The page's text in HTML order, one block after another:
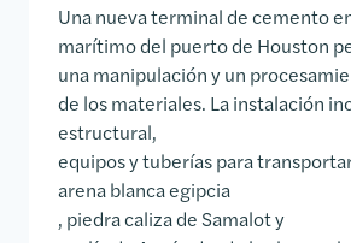
Una nueva terminal de cemento
marítimo del puerto de Houston
una manipulación y un
de los materiales. La instalación
estructural,
equipos y tuberías para
arena blanca egipcia
, piedra caliza de Samalot y